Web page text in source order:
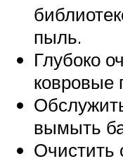
пыль.
Глубоко
ковровые
вымыть
Очистить